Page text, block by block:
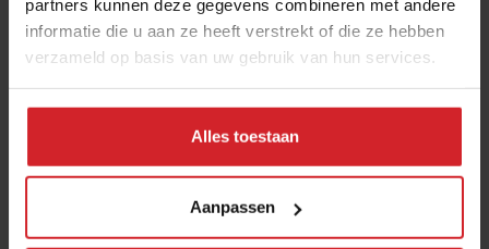
partners kunnen deze gegevens combineren met andere
informatie die u aan ze heeft verstrekt of die ze hebben
verzameld op basis van uw gebruik van hun services.
Alles toestaan
Aanpassen
Dat betekent niet dat lokale inkoop niet van belang is.
eenmaal niet alles lokaal inkopen. Het is dus belangrijk
om een breder, meer continentaal perspectief te